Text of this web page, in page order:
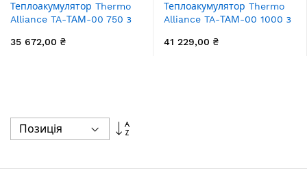
Теплоакумулятор Thermo
Alliance TA-ТАМ-00 750 з
35 672,00 ₴
Теплоакумулятор Thermo
Alliance TA-ТАМ-00 1000 з
41 229,00 ₴
Сортувати